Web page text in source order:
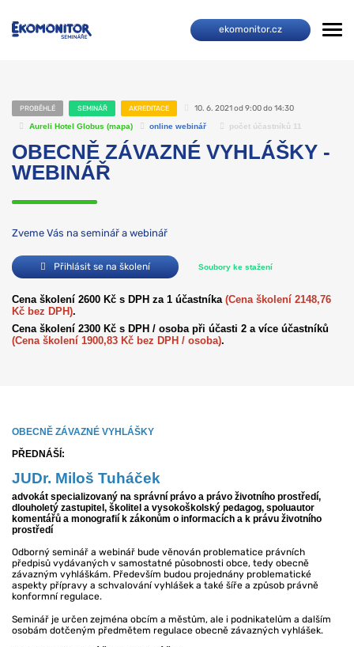
ekomonitor.cz
PROBĚHLÉ SEMINÁŘ AKREDITACE 10. 6. 2021 od 9:00 do 14:30
Aureli Hotel Globus (mapa) online webinář počet účastníků 11
OBECNĚ ZÁVAZNÉ VYHLÁŠKY -
WEBINÁŘ
Zveme Vás na seminář a webinář
Přihlásit se na školení Soubory ke stažení
Cena školení 2600 Kč s DPH za 1 účastníka (Cena školení 2148,76
Kč bez DPH).
Cena školení 2300 Kč s DPH / osoba při účasti 2 a více účastníků
(Cena školení 1900,83 Kč bez DPH / osoba).
OBECNĚ ZÁVAZNÉ VYHLÁŠKY
PŘEDNÁŠÍ:
JUDr. Miloš Tuháček
advokát specializovaný na správní právo a právo životního prostředí,
dlouholetý zastupitel, školitel a vysokoškolský pedagog, spoluautor
komentářů a monografií k zákonům o informacích a k právu životního
prostředí
Odborný seminář a webinář bude věnován problematice právních
předpisů vydávaných v samostatné působnosti obce, tedy obecně
závazným vyhláškám. Především budou projednány problematické
aspekty přípravy a schvalování vyhlášek a také šíře a způsob právně
konformní regulace.
Seminář je určen zejména obcím a městům, ale i podnikatelům a dalším
osobám dotčeným předmětem regulace obecně závazných vyhlášek.